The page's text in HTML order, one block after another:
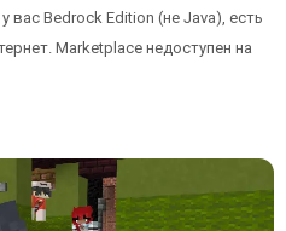
вас Bedrock Edition (не Java), есть
Marketplace недоступен на